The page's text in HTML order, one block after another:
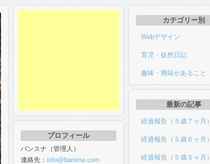
カテゴリー別
Webデザイン
育児・徒然日記
趣味・興味があること
最新の記事
経過報告（５歳７ヶ月）
経過報告（５歳６ヶ月）
経過報告（５歳５ヶ月）
プロフィール
バンスナ（管理人）
連絡先： info@bansna.com